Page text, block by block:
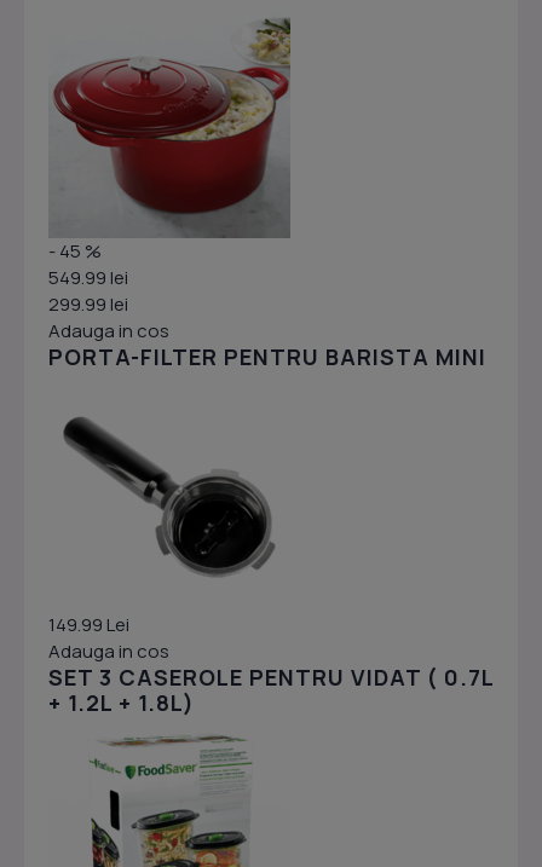
- 45 %
549.99 lei
299.99 lei
Adauga in cos
PORTA-FILTER PENTRU BARISTA MINI
149.99 Lei
Adauga in cos
SET 3 CASEROLE PENTRU VIDAT ( 0.7L
+ 1.2L + 1.8L)